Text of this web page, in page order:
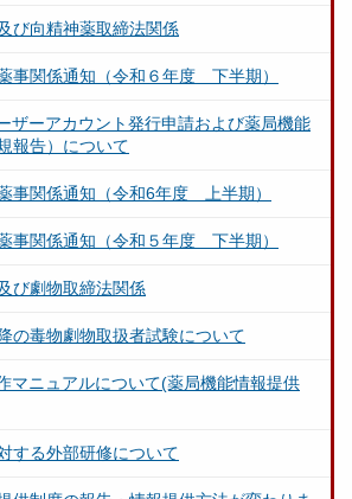
び向精神薬取締法関係
事関係通知（令和６年度 下半期）
ザーアカウント発行申請および薬局機能
報告）について
事関係通知（令和6年度 上半期）
事関係通知（令和５年度 下半期）
び劇物取締法関係
の毒物劇物取扱者試験について
マニュアルについて(薬局機能情報提供
する外部研修について